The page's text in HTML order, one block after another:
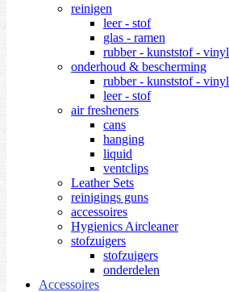
reinigen
leer - stof
glas - ramen
rubber - kunststof - vinyl
onderhoud & bescherming
rubber - kunststof - vinyl
leer - stof
air fresheners
cans
hanging
liquid
ventclips
Leather Sets
reinigings guns
accessoires
Hygienics Aircleaner
stofzuigers
stofzuigers
onderdelen
Accessoires